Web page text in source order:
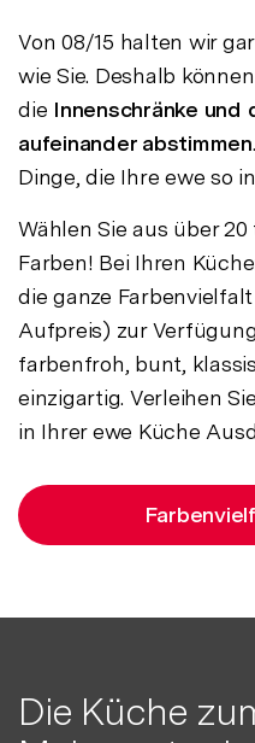
Von 08/15 halten wir
wie Sie. Deshalb
die Innenschränke und
aufeinander abstimmen
Dinge, die Ihre ewe so
Wählen Sie aus über
Farben! Bei Ihren
die ganze
Aufpreis) zur
farbenfroh, bunt,
einzigartig. Verleihen
in Ihrer ewe Küche
Die Küche